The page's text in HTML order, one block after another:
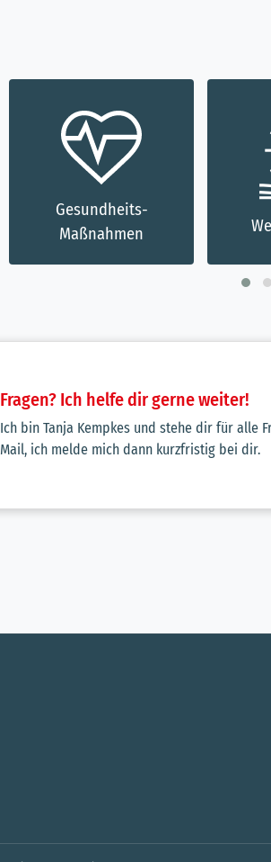
Weiterbildung
Fragen? Ich helfe dir gerne weiter!
Ich bin Tanja Kempkes und stehe dir für alle
Mail, ich melde mich dann kurzfristig bei dir.